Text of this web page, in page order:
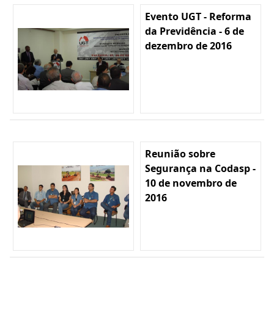
Evento UGT - Reforma
da Previdência - 6 de
dezembro de 2016
Reunião sobre
Segurança na Codasp -
10 de novembro de
2016